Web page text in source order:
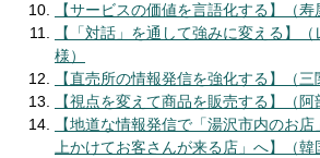
【サービスの価値を言語化する】（寿
【「対話」を通して強みに変える】
様）
【直売所の情報発信を強化する】（三
【視点を変えて商品を販売する】（阿
【地道な情報発信で「湯沢市内のお
上かけてお客さんが来る店」へ】（韓